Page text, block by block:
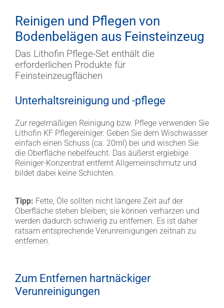
Reinigen und Pflegen von
Bodenbelägen aus Feinsteinzeug
Das Lithofin Pflege-Set enthält die
erforderlichen Produkte für
Feinsteinzeugflächen
Unterhaltsreinigung und -pflege
Zur regelmäßigen Reinigung bzw. Pflege verwenden Sie
Lithofin KF Pflegereiniger. Geben Sie dem Wischwasser
einfach einen Schuss (ca. 20ml) bei und wischen Sie
die Oberfläche nebelfeucht. Das äußerst ergiebige
Reiniger-Konzentrat entfernt Allgemeinschmutz und
bildet dabei keine Schichten.
Tipp: Fette, Öle sollten nicht längere Zeit auf der
Oberfläche stehen bleiben; sie können verharzen und
werden dadurch schwierig zu entfernen. Es ist daher
ratsam entsprechende Verunreinigungen zeitnah zu
entfernen.
Zum Entfernen hartnäckiger
Verunreinigungen